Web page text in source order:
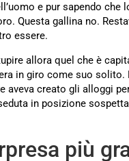
e pur sapendo
Questa gallina no.
essere.
allora quel che è
in giro come suo solito.
aveva creato gli alloggi
in posizione
più